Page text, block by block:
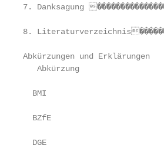
7. Danksagung
8.
Abkürzungen und Erklärungen
Abkürzung
BMI
BZfE
DGE